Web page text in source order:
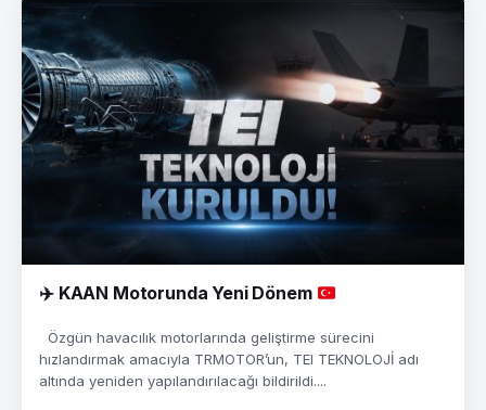
✈️KAAN Motorunda Yeni Dönem
Özgün havacılık motorlarında geliştirme sürecini
hızlandırmak amacıyla TRMOTOR’un, TEI TEKNOLOJİ adı
altında yeniden yapılandırılacağı bildirildi....